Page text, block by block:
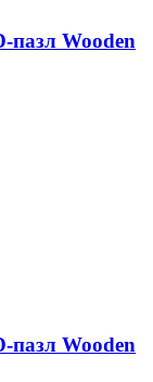
пазл Wooden
пазл Wooden